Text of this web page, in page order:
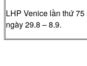
LHP Venice lần thứ
ngày 29.8 – 8.9.